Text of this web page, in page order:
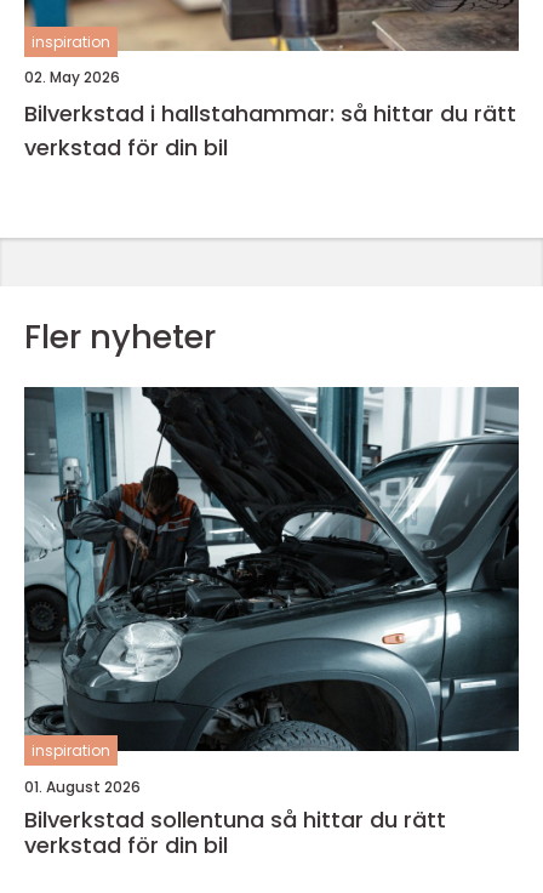
inspiration
02. May 2026
Bilverkstad i hallstahammar: så hittar du rätt
verkstad för din bil
Fler nyheter
inspiration
01. August 2026
Bilverkstad sollentuna så hittar du rätt
verkstad för din bil